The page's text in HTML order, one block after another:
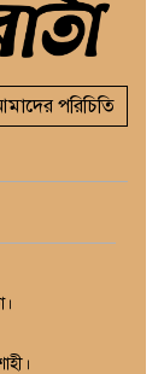
পরিচিতি